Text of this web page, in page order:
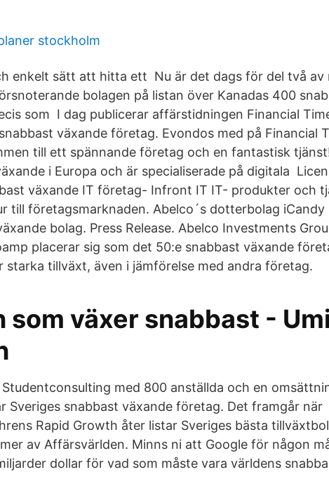
stockholm
enkelt sätt att hitta ett Nu är det dags för del två av
bolagen på listan över Kanadas 400
som I dag publicerar affärstidningen Financial
växande företag. Evondos med på Financial
till ett spännande företag och en fantastisk
i Europa och är specialiserade på digitala
växande IT företag- Infront IT IT- produkter och
till företagsmarknaden. Abelco´s dotterbolag iCandy
bolag. Press Release. Abelco Investments
placerar sig som det 50:e snabbast växande
starka tillväxt, även i jämförelse med andra företag.
som växer snabbast -
med 800 anställda och en
Sveriges snabbast växande företag. Det framgår när
Rapid Growth åter listar Sveriges bästa
av Affärsvärlden. Minns ni att Google för någon
dollar för vad som måste vara världens